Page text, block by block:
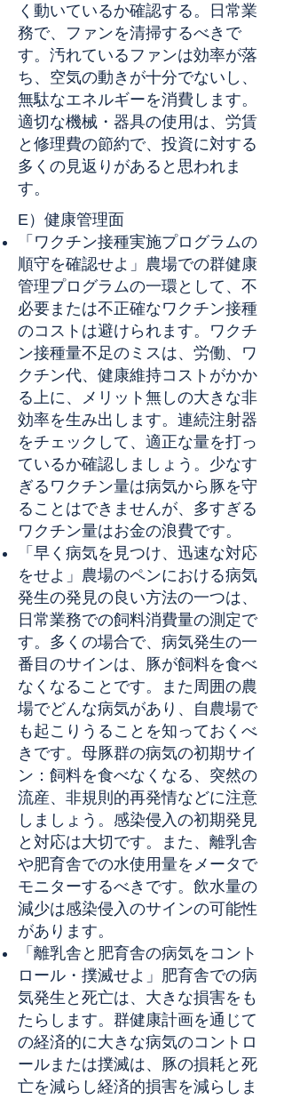
く動いているか確認する。日常業
務で、ファンを清掃するべきで
す。汚れているファンは効率が落
ち、空気の動きが十分でないし、
無駄なエネルギーを消費します。
適切な機械・器具の使用は、労賃
と修理費の節約で、投資に対する
多くの見返りがあると思われま
す。
E）健康管理面
「ワクチン接種実施プログラムの
順守を確認せよ」農場での群健康
管理プログラムの一環として、不
必要または不正確なワクチン接種
のコストは避けられます。ワクチ
ン接種量不足のミスは、労働、ワ
クチン代、健康維持コストがかか
る上に、メリット無しの大きな非
効率を生み出します。連続注射器
をチェックして、適正な量を打っ
ているか確認しましょう。少なす
ぎるワクチン量は病気から豚を守
ることはできませんが、多すぎる
ワクチン量はお金の浪費です。
「早く病気を見つけ、迅速な対応
をせよ」農場のペンにおける病気
発生の発見の良い方法の一つは、
日常業務での飼料消費量の測定で
す。多くの場合で、病気発生の一
番目のサインは、豚が飼料を食べ
なくなることです。また周囲の農
場でどんな病気があり、自農場で
も起こりうることを知っておくべ
きです。母豚群の病気の初期サイ
ン：飼料を食べなくなる、突然の
流産、非規則的再発情などに注意
しましょう。感染侵入の初期発見
と対応は大切です。また、離乳舎
や肥育舎での水使用量をメータで
モニターするべきです。飲水量の
減少は感染侵入のサインの可能性
があります。
「離乳舎と肥育舎の病気をコント
ロール・撲滅せよ」肥育舎での病
気発生と死亡は、大きな損害をも
たらします。群健康計画を通じて
の経済的に大きな病気のコントロ
ールまたは撲滅は、豚の損耗と死
亡を減らし経済的損害を減らしま